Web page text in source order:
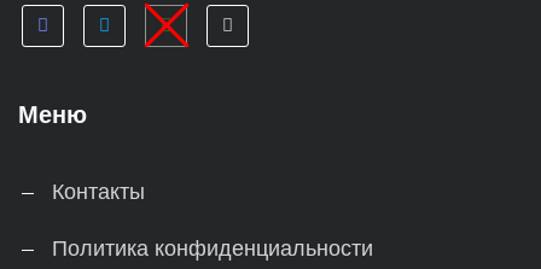
Меню
Контакты
Политика конфиденциальности